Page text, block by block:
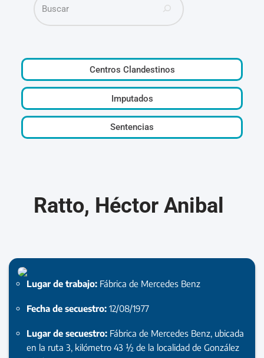
Centros Clandestinos
Imputados
Sentencias
Ratto, Héctor Anibal
Lugar de trabajo: Fábrica de Mercedes Benz
Fecha de secuestro: 12/08/1977
Lugar de secuestro: Fábrica de Mercedes Benz, ubicada
en la ruta 3, kilómetro 43 ½ de la localidad de González